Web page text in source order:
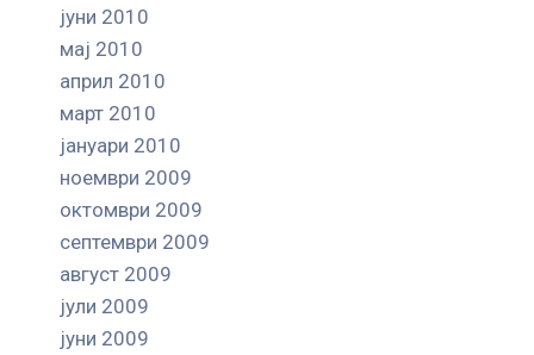
јуни 2010
мај 2010
април 2010
март 2010
јануари 2010
ноември 2009
октомври 2009
септември 2009
август 2009
јули 2009
јуни 2009